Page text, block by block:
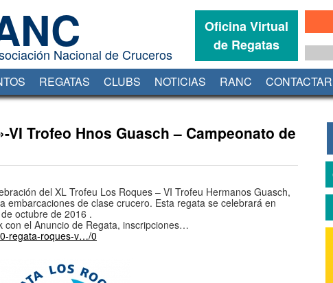
Nacional de Cruceros
Oficina Virtual de Regatas
Oficina Virtual
de Regatas
REGATAS CLUBS NOTICIAS RANC CONTACTAR
VI Trofeo Hnos Guasch – Campeonato de
del XL Trofeu Los Roques – VI Trofeu Hermanos Guasch,
embarcaciones de clase crucero. Esta regata se celebrará en
octubre de 2016 .
con el Anuncio de Regata, inscripciones…
regata-roques-v…/0